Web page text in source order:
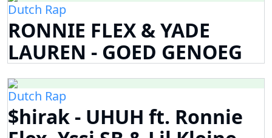
Dutch Rap
RONNIE FLEX & YADE
LAUREN - GOED GENOEG
Dutch Rap
$hirak - UHUH ft. Ronnie